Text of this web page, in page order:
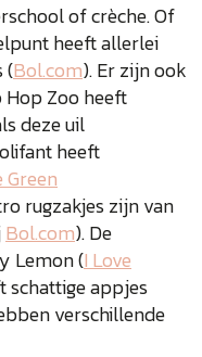
of crèche. Of
heeft allerlei
(Bol.com). Er zijn ook
Hop Zoo heeft
deze uil
heeft
rugzakjes zijn van
Bol.com). De
Lemon (I Love
schattige appjes
verschillende